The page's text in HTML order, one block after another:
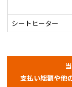
シートヒーター
支払い総額や他